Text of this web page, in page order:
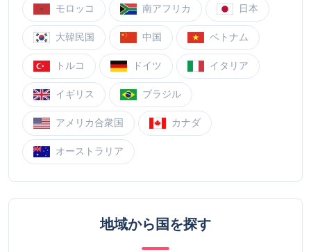
モロッコ 南アフリカ 日本
大韓民国 中国 ベトナム
トルコ ドイツ イタリア
イギリス ブラジル
アメリカ合衆国 カナダ
オーストラリア
地域から国を探す